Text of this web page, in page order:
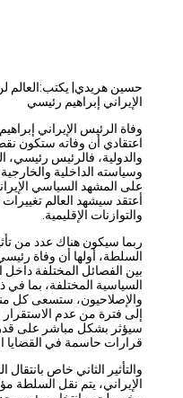
حسين هريدي| يكتب:العالم لن
الإيراني إبراهيم رئيسي
وفاة الرئيس الإيراني إبراهيم
اعتقادي أن وفاته ستكون نقطة
والدولية، فالرئيس رئيسي،
وسياسته الداخلية والخارجية
على المشهد السياسي الإيراني
أعتقد سيشهد العالم تغييرات قد
والتوازنات الإقليمية.
سيكون هناك عدد من تأثيرات
السلطة، أولها أن وفاة رئيسي قد
بين الفصائل المختلفة داخل
السياسية المختلفة، بما في ذلك
والإصلاحيون، ستسعى كل منها
إلى فترة من عدم الاستقرار
سيؤثر بشكل مباشر على قدرة
قرارات حاسمة في القضايا المحلية
والتأثير الثاني خاص بانتقال
الإيراني، يتم نقل السلطة مؤقتًا